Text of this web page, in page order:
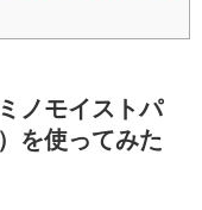
ノモイストパ
を使ってみた